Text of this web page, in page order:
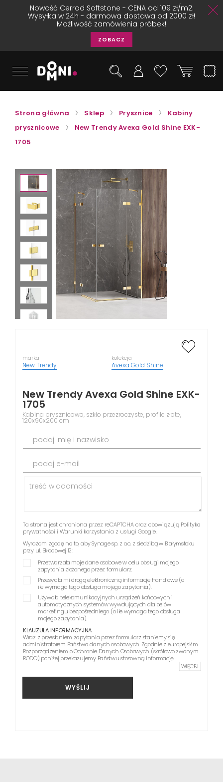
Nowość Cerrad Softstone - CENA od 109 zł/m2.
Wysyłka w 24h - darmowa dostawa od 2000 zł!
Możliwość zamówienia próbek!
ZOBACZ
Strona główna Sklep Prysznice
Kabiny
prysznicowe
New Trendy Avexa Gold Shine EXK-
1705
marka
New Trendy
kolekcja
Avexa Gold Shine
New Trendy Avexa Gold Shine EXK-
1705
Kabina prysznicowa, szkło przezroczyste, profile złote,
120x90x200 cm
podaj imię i nazwisko
podaj e-mail
Ta strona jest chroniona przez reCAPTCHA oraz obowiązują Polityka
prywatności i Warunki korzystania z usługi Google.
Wyrażam zgodę na to, aby Synage sp. z o.o. z siedzibą w Białymstoku
przy ul. Składowej 12:
Przetwarzała moje dane osobowe w celu obsługi mojego
zapytania złożonego przez formularz.
Przesyłała mi drogą elektroniczną informacje handlowe (o
ile wymaga tego obsługa mojego zapytania).
Używała telekomunikacyjnych urządzeń końcowych i
automatycznych systemów wywołujących dla celów
marketingu bezpośredniego (o ile wymaga tego obsługa
mojego zapytania).
KLAUZULA INFORMACYJNA
Wraz z przesłaniem zapytania przez formularz staniemy się
administratorem Państwa danych osobowych. Zgodnie z europejskim
Rozporządzeniem o Ochronie Danych Osobowych (skrótowo zwanym
RODO) poniżej przekazujemy Państwu stosowną informację.
WIĘCEJ
WYŚLIJ